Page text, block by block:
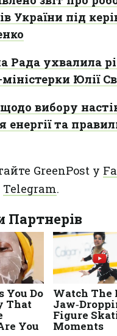
України під
Рада ухвалила
міністерки Юлії
вибору
енергії та
GreenPost у
Telegram.